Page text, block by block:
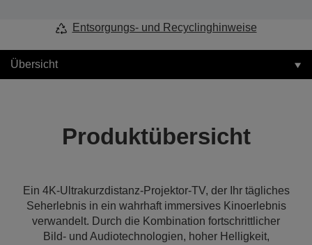
Entsorgungs- und Recyclinghinweise
Übersicht
Produktübersicht
Ein 4K-Ultrakurzdistanz-Projektor-TV, der Ihr tägliches
Seherlebnis in ein wahrhaft immersives Kinoerlebnis
verwandelt. Durch die Kombination fortschrittlicher
Bild- und Audiotechnologien, hoher Helligkeit,